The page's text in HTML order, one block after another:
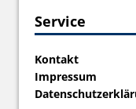
Service
Kontakt
Impressum